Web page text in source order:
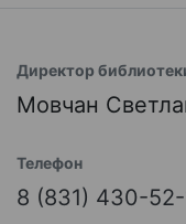
Директор
Мовчан
Телефон
8 (831) 430-52-